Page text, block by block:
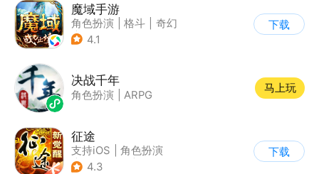
魔域手游
角色扮演 格斗
奇幻
| 魔域
4.1
下载
决战千年
角色扮演 ARPG
马上玩
征途
支持iOS
角色扮演
| MMORPG
4.3
下载